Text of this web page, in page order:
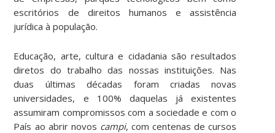
escritórios de direitos humanos e assistência
jurídica à população.
Educação, arte, cultura e cidadania são resultados
diretos do trabalho das nossas instituições. Nas
duas últimas décadas foram criadas novas
universidades, e 100% daquelas já existentes
assumiram compromissos com a sociedade e com o
País ao abrir novos campi, com centenas de cursos